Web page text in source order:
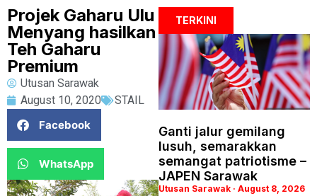
Projek Gaharu Ulu
Menyang hasilkan
Teh Gaharu
Premium
Utusan Sarawak
August 10, 2020
STAIL
Facebook
WhatsApp
TERKINI
Ganti jalur gemilang
lusuh, semarakkan
semangat patriotisme –
JAPEN Sarawak
Utusan Sarawak August 8, 2026